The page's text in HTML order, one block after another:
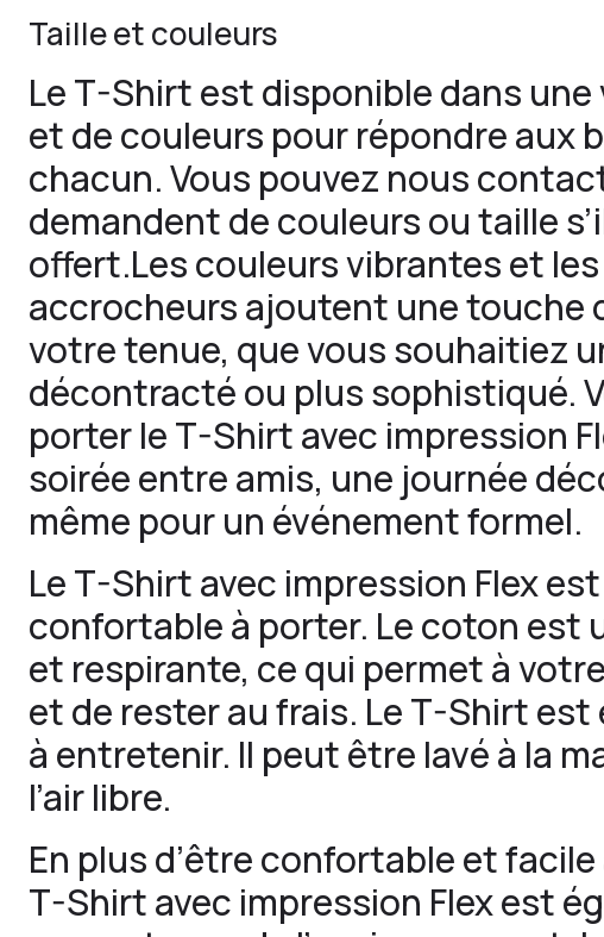
Taille et couleurs
Le T-Shirt est disponible dans
et de couleurs pour répondre aux
chacun. Vous pouvez nous
demandent de couleurs ou taille
offert.Les couleurs vibrantes et
accrocheurs ajoutent une touche
votre tenue, que vous souhaitiez
décontracté ou plus sophistiqué.
porter le T-Shirt avec impression
soirée entre amis, une journée
même pour un événement formel.
Le T-Shirt avec impression Flex
confortable à porter. Le coton est
et respirante, ce qui permet à
et de rester au frais. Le T-Shirt
à entretenir. Il peut être lavé à la
l’air libre.
En plus d’être confortable et
T-Shirt avec impression Flex est